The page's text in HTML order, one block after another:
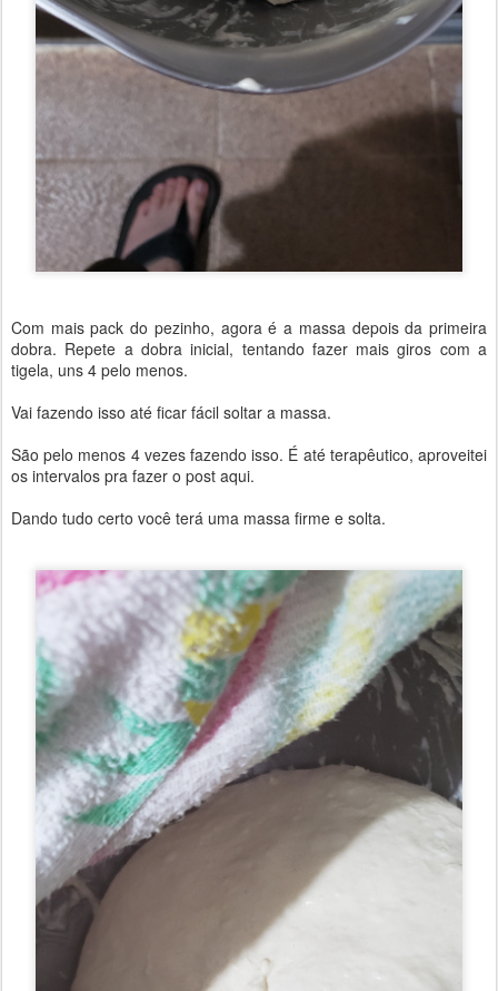
Com mais pack do pezinho, agora é a massa depois da primeira
dobra. Repete a dobra inicial, tentando fazer mais giros com a
tigela, uns 4 pelo menos.
Vai fazendo isso até ficar fácil soltar a massa.
São pelo menos 4 vezes fazendo isso. É até terapêutico, aproveitei
os intervalos pra fazer o post aqui.
Dando tudo certo você terá uma massa firme e solta.